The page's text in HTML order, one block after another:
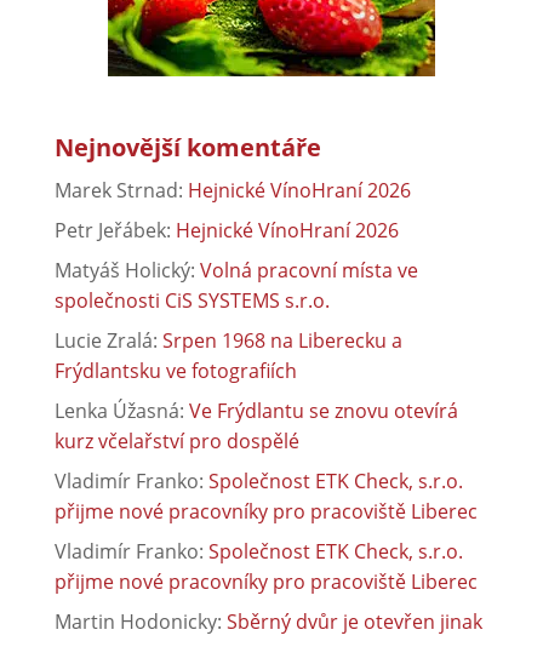
Nejnovější komentáře
Marek Strnad: Hejnické VínoHraní 2026
Petr Jeřábek: Hejnické VínoHraní 2026
Matyáš Holický: Volná pracovní místa ve
společnosti CiS SYSTEMS s.r.o.
Lucie Zralá: Srpen 1968 na Liberecku a
Frýdlantsku ve fotografiích
Lenka Úžasná: Ve Frýdlantu se znovu otevírá
kurz včelařství pro dospělé
Vladimír Franko: Společnost ETK Check, s.r.o.
přijme nové pracovníky pro pracoviště Liberec
Vladimír Franko: Společnost ETK Check, s.r.o.
přijme nové pracovníky pro pracoviště Liberec
Martin Hodonicky: Sběrný dvůr je otevřen jinak